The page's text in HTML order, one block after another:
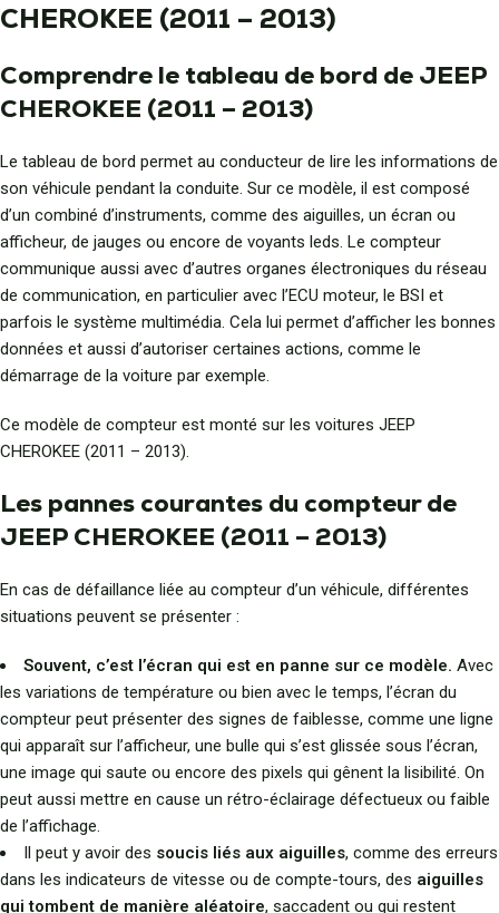
CHEROKEE (2011 – 2013)
Comprendre le tableau de bord de JEEP
CHEROKEE (2011 – 2013)
Le tableau de bord permet au conducteur de lire les informations de
son véhicule pendant la conduite. Sur ce modèle, il est composé
d’un combiné d’instruments, comme des aiguilles, un écran ou
afficheur, de jauges ou encore de voyants leds. Le compteur
communique aussi avec d’autres organes électroniques du réseau
de communication, en particulier avec l’ECU moteur, le BSI et
parfois le système multimédia. Cela lui permet d’afficher les bonnes
données et aussi d’autoriser certaines actions, comme le
démarrage de la voiture par exemple.
Ce modèle de compteur est monté sur les voitures JEEP
CHEROKEE (2011 – 2013).
Les pannes courantes du compteur de
JEEP CHEROKEE (2011 – 2013)
En cas de défaillance liée au compteur d’un véhicule, différentes
situations peuvent se présenter :
Souvent, c’est l’écran qui est en panne sur ce modèle. Avec
les variations de température ou bien avec le temps, l’écran du
compteur peut présenter des signes de faiblesse, comme une ligne
qui apparaît sur l’afficheur, une bulle qui s’est glissée sous l’écran,
une image qui saute ou encore des pixels qui gênent la lisibilité. On
peut aussi mettre en cause un rétro-éclairage défectueux ou faible
de l’affichage.
Il peut y avoir des soucis liés aux aiguilles, comme des erreurs
dans les indicateurs de vitesse ou de compte-tours, des aiguilles
qui tombent de manière aléatoire, saccadent ou qui restent